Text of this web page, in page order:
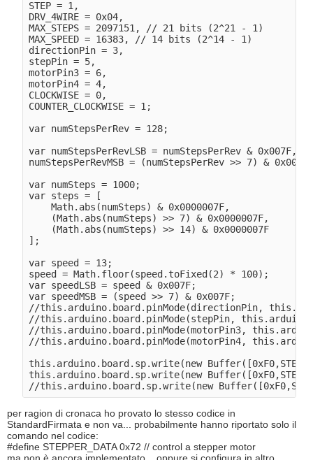
STEP = 1,
DRV_4WIRE = 0x04,
MAX_STEPS = 2097151, // 21 bits (2^21 - 1)
MAX_SPEED = 16383, // 14 bits (2^14 - 1)
directionPin = 3,
stepPin = 5,
motorPin3 = 6,
motorPin4 = 4,
CLOCKWISE = 0,
COUNTER_CLOCKWISE = 1;
var numStepsPerRev = 128;
var numStepsPerRevLSB = numStepsPerRev & 0x007F,
numStepsPerRevMSB = (numStepsPerRev >> 7) &
var numSteps = 1000;
var steps = [
    Math.abs(numSteps) & 0x0000007F,
    (Math.abs(numSteps) >> 7) & 0x0000007F,
    (Math.abs(numSteps) >> 14) & 0x0000007F
];
var speed = 13;
speed = Math.floor(speed.toFixed(2) * 100);
var speedLSB = speed & 0x007F;
var speedMSB = (speed >>
//this.arduino.board.pinMode(directionPin,
//this.arduino.board.pinMode(stepPin,
//this.arduino.board.pinMode(motorPin3,
//this.arduino.board.pinMode(motorPin4,
this.arduino.board.sp.write(new
this.arduino.board.sp.write(new
per ragion di cronaca ho provato lo stesso codice in
StandardFirmata e non va... probabilmente hanno riportato solo il
comando nel codice:
#define STEPPER_DATA 0x72 // control a stepper motor
ma non è ancora implementato... oppure si configura in altro